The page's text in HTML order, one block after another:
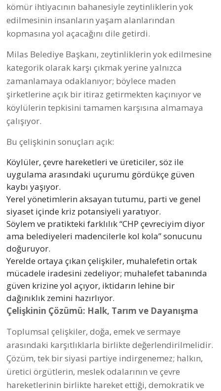
kömür ihtiyacının bahanesiyle zeytinliklerin yok
edilmesinin insanların yaşam alanlarından
kopmasına yol açacağını dile getirdi.
Milas Belediye Başkanı, zeytinliklerin yok edilmesine
kategorik olarak karşı çıkmak yerine yalnızca
zamanlamaya odaklanıyor; böylece maden
şirketlerine açık bir itiraz getirmekten kaçınıyor ve
köylülerin tepkisini tamamen karşısına almamaya
çalışıyor.
Bu çelişkinin sonuçları açık:
Köylüler, çevre hareketleri ve üreticiler, söz ile
uygulama arasındaki uçurumu gördükçe güven
kaybı yaşıyor.
Yerel yönetimlerin aksayan tutumu, parti ve genel
siyaset içinde kriz potansiyeli yaratıyor.
Söylem ve pratikteki farklılık “CHP çevreciyim diyor
ama belediyeleri madencilerle kol kola” sonucunu
doğuruyor.
Yerelde ortaya çıkan çelişkiler, muhalefetin ortak
mücadele iradesini zedeliyor; muhalefet tabanında
güven krizine yol açıyor, iktidarın lehine bir
dağınıklık zemini hazırlıyor.
Çelişkinin Çözümü: Halk, Tarım ve Dayanışma
Toplumsal çelişkiler, doğa, emek ve sermaye
arasındaki karşıtlıklarla birlikte değerlendirilmelidir.
Çözüm, tek bir siyasi partiye indirgenemez; halkın,
üretici örgütlerin, meslek odalarının ve çevre
hareketlerinin birlikte hareket ettiği, demokratik ve